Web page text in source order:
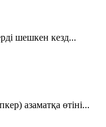
шешкен кезд...
азаматқа өтіні...